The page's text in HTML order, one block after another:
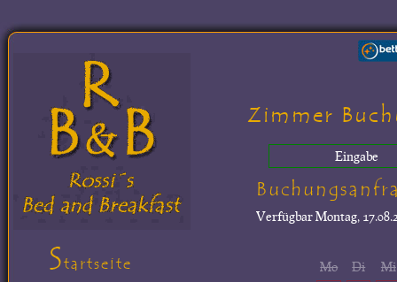
Zimmer
Eingabe
VerfügbarMontag,
Mo
Di
Mi
Startseite